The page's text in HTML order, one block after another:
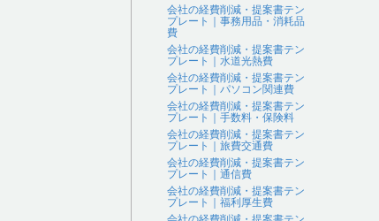
会社の経費削減・提案書テン
プレート｜事務用品・消耗品
費
会社の経費削減・提案書テン
プレート｜水道光熱費
会社の経費削減・提案書テン
プレート｜パソコン関連費
会社の経費削減・提案書テン
プレート｜手数料・保険料
会社の経費削減・提案書テン
プレート｜旅費交通費
会社の経費削減・提案書テン
プレート｜通信費
会社の経費削減・提案書テン
プレート｜福利厚生費